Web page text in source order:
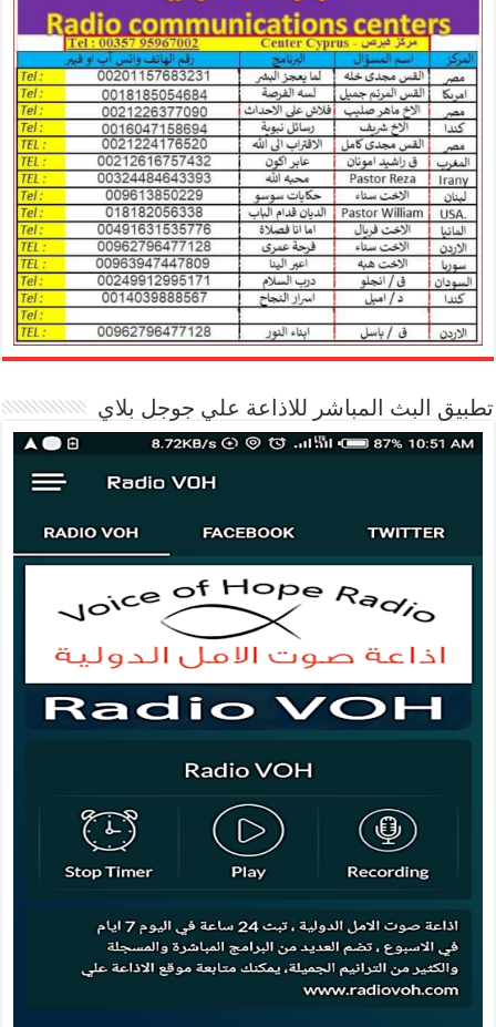
تطبيق البث المباشر للاذاعة علي جوجل بلاي